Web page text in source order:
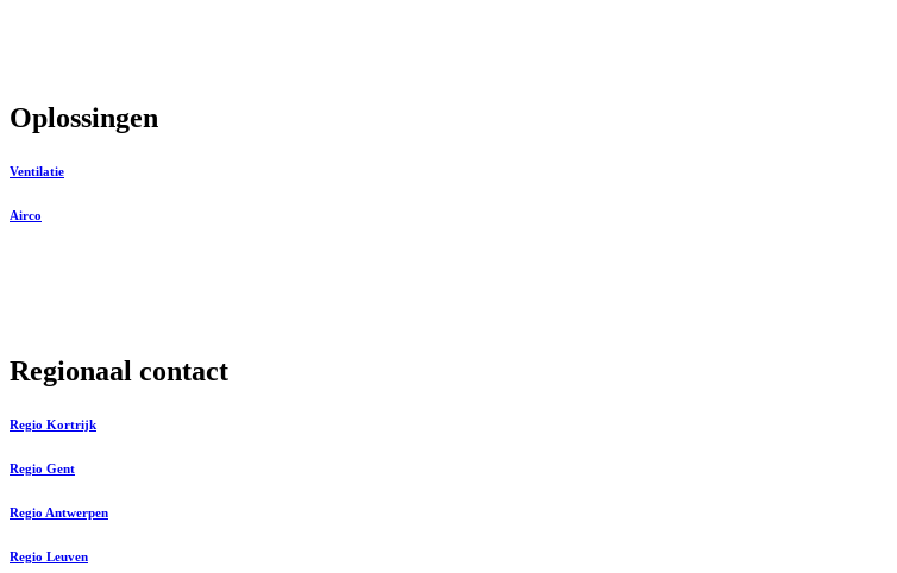
Oplossingen
Ventilatie
Airco
Regionaal contact
Regio Kortrijk
Regio Gent
Regio Antwerpen
Regio Leuven